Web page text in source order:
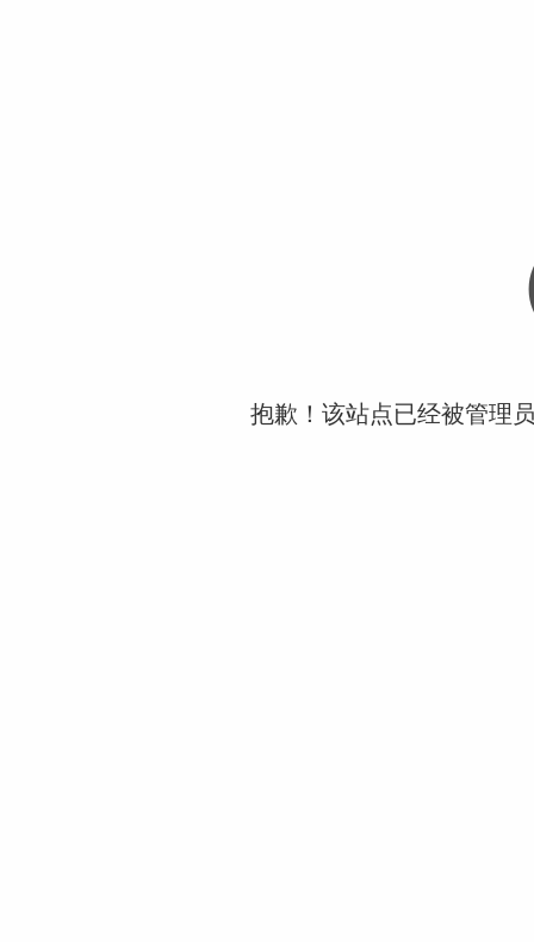
抱歉！该站点已经被管理